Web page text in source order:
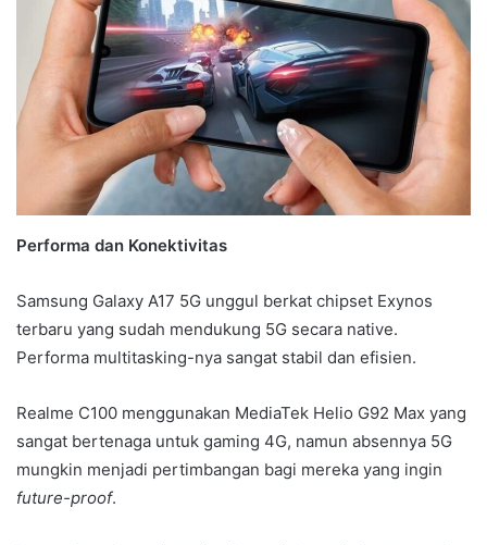
Performa dan Konektivitas
Samsung Galaxy A17 5G unggul berkat chipset Exynos
terbaru yang sudah mendukung 5G secara native.
Performa multitasking-nya sangat stabil dan efisien.
Realme C100 menggunakan MediaTek Helio G92 Max yang
sangat bertenaga untuk gaming 4G, namun absennya 5G
mungkin menjadi pertimbangan bagi mereka yang ingin
future-proof.